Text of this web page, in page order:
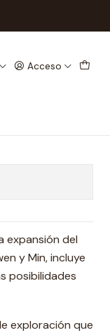
Acceso
De La
expansión del
y Min, incluye
posibilidades
exploración que